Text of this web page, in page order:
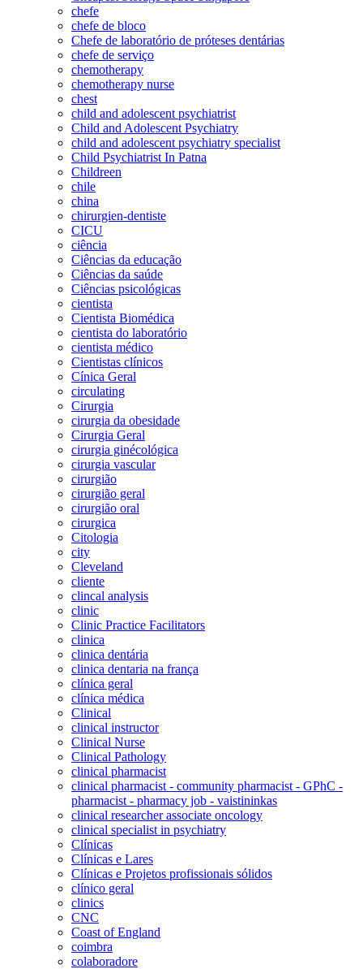
chefe
chefe de bloco
Chefe de laboratório de próteses dentárias
chefe de serviço
chemotherapy
chemotherapy nurse
chest
child and adolescent psychiatrist
Child and Adolescent Psychiatry
child and adolescent psychiatry specialist
Child Psychiatrist In Patna
Childreen
chile
china
chirurgien-dentiste
CICU
ciência
Ciências da educação
Ciências da saúde
Ciências psicológicas
cientista
Cientista Biomédica
cientista do laboratório
cientista médico
Cientistas clínicos
Cínica Geral
circulating
Cirurgia
cirurgia da obesidade
Cirurgia Geral
cirurgia ginécológica
cirurgia vascular
cirurgião
cirurgião geral
cirurgião oral
cirurgica
Citologia
city
Cleveland
cliente
clincal analysis
clinic
Clinic Practice Facilitators
clinica
clinica dentária
clinica dentaria na frança
clínica geral
clínica médica
Clinical
clinical instructor
Clinical Nurse
Clinical Pathology
clinical pharmacist
clinical pharmacist - community pharmacist - GPhC -
pharmacist - pharmacy job - vaistininkas
clinical researcher associate oncology
clinical specialist in psychiatry
Clínicas
Clínicas e Lares
Clínicas e Projetos profissionais sólidos
clínico geral
clinics
CNC
Coast of England
coimbra
colaboradore